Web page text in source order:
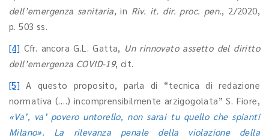
dell’emergenza sanitaria, in Riv. it. dir. proc. pen., 2/2020,
p. 503 ss.
[4] Cfr. ancora G.L. Gatta, Un rinnovato assetto del diritto
dell’emergenza COVID-19, cit.
[5] A questo proposito, parla di “tecnica di redazione
normativa (….) incomprensibilmente arzigogolata” S. Fiore,
«Va’, va’ povero untorello, non sarai tu quello che spianti
Milano». La rilevanza penale della violazione della